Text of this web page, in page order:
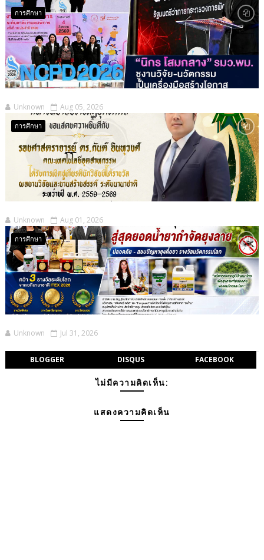
การศึกษา
Unknown Aug 05, 2026
การศึกษา
Unknown Aug 01, 2026
การศึกษา
Unknown Jul 31, 2026
BLOGGER DISQUS FACEBOOK
ไม่มีความคิดเห็น:
แสดงความคิดเห็น